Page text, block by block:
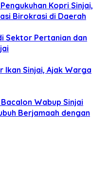
Kopri Sinjai,
Birokrasi di Daerah
Sektor Pertanian dan
Ikan Sinjai, Ajak Warga
Wabup Sinjai
Berjamaah dengan